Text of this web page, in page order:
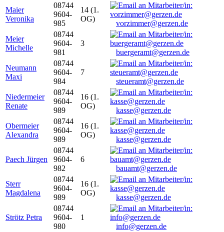
Maier
Veronika
08744
9604-
985
14 (1.
OG)
vorzimmer@gerzen.de
Meier
Michelle
08744
9604-
981
3
buergeramt@gerzen.de
Neumann
Maxi
08744
9604-
984
7
steueramt@gerzen.de
Niedermeier
Renate
08744
9604-
989
16 (1.
OG)
kasse@gerzen.de
Obermeier
Alexandra
08744
9604-
989
16 (1.
OG)
kasse@gerzen.de
Paech Jürgen
08744
9604-
982
6
bauamt@gerzen.de
Sterr
Magdalena
08744
9604-
989
16 (1.
OG)
kasse@gerzen.de
Strötz Petra
08744
9604-
980
1
info@gerzen.de